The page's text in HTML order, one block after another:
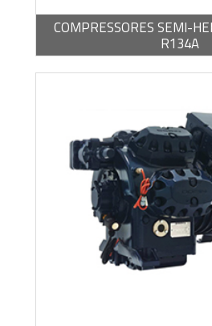
COMPRESSORES SEMI-
R134A